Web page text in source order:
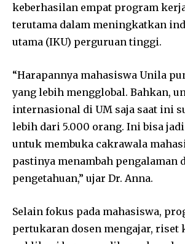
keberhasilan empat program
terutama dalam meningkatkan
utama (IKU) perguruan tinggi.
“Harapannya mahasiswa Unila
yang lebih mengglobal. Bahkan,
internasional di UM saja saat ini
lebih dari 5.000 orang. Ini bisa
untuk membuka cakrawala
pastinya menambah pengalaman
pengetahuan,” ujar Dr. Anna.
Selain fokus pada mahasiswa,
pertukaran dosen mengajar, riset